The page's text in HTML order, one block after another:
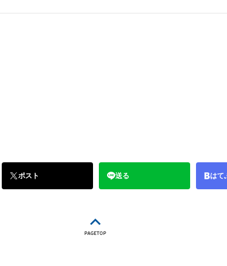
ポスト 送る はて